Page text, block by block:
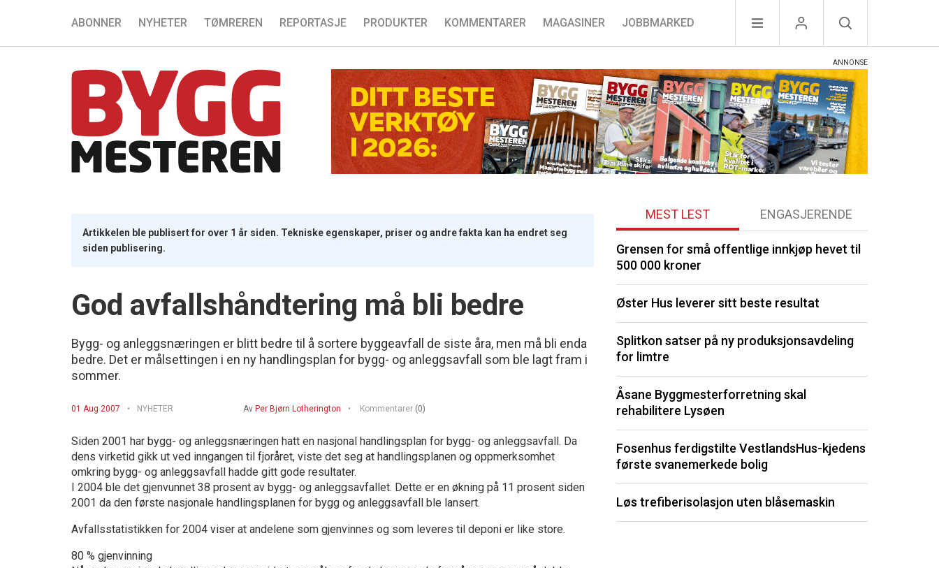
ABONNER NYHETER TØMREREN REPORTASJE PRODUKTER KOMMENTARER MAGASINER JOBBMARKED
Artikkelen ble publisert for over 1 år siden. Tekniske egenskaper, priser og andre fakta kan ha endret seg
siden publisering.
God avfallshåndtering må bli bedre
Bygg- og anleggsnæringen er blitt bedre til å sortere byggeavfall de siste åra, men må bli enda
bedre. Det er målsettingen i en ny handlingsplan for bygg- og anleggsavfall som ble lagt fram i
sommer.
01 Aug 2007 NYHETER Av Per Bjørn Lotherington Kommentarer (0)
Siden 2001 har bygg- og anleggsnæringen hatt en nasjonal handlingsplan for bygg- og anleggsavfall. Da
dens virketid gikk ut ved inngangen til fjoråret, viste det seg at handlingsplanen og oppmerksomhet
omkring bygg- og anleggsavfall hadde gitt gode resultater.
I 2004 ble det gjenvunnet 38 prosent av bygg- og anleggsavfallet. Dette er en økning på 11 prosent siden
2001 da den første nasjonale handlingsplanen for bygg og anleggsavfall ble lansert.
Avfallsstatistikken for 2004 viser at andelene som gjenvinnes og som leveres til deponi er like store.
80 % gjenvinning
MEST LEST ENGASJERENDE
Grensen for små offentlige innkjøp hevet til
500 000 kroner
Øster Hus leverer sitt beste resultat
Splitkon satser på ny produksjonsavdeling
for limtre
Åsane Byggmesterforretning skal
rehabilitere Lysøen
Fosenhus ferdigstilte VestlandsHus-kjedens
første svanemerkede bolig
Løs trefiberisolasjon uten blåsemaskin